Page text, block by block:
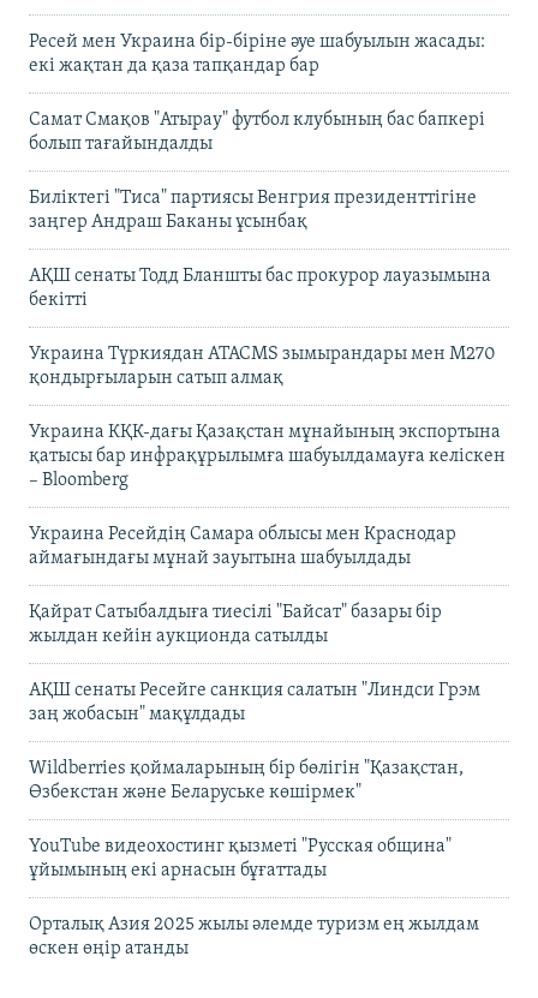
Ресей мен Украина бір-біріне әуе шабуылын жасады:
екі жақтан да қаза тапқандар бар
Самат Смақов "Атырау" футбол клубының бас бапкері
болып тағайындалды
Биліктегі "Тиса" партиясы Венгрия президенттігіне
заңгер Андраш Баканы ұсынбақ
АҚШ сенаты Тодд Бланшты бас прокурор лауазымына
бекітті
Украина Түркиядан ATACMS зымырандары мен M270
қондырғыларын сатып алмақ
Украина КҚК-дағы Қазақстан мұнайының экспортына
қатысы бар инфрақұрылымға шабуылдамауға келіскен
– Bloomberg
Украина Ресейдің Самара облысы мен Краснодар
аймағындағы мұнай зауытына шабуылдады
Қайрат Сатыбалдыға тиесілі "Байсат" базары бір
жылдан кейін аукционда сатылды
АҚШ сенаты Ресейге санкция салатын "Линдси Грэм
заң жобасын" мақұлдады
Wildberries қоймаларының бір бөлігін "Қазақстан,
Өзбекстан және Беларуське көшірмек"
YouTube видеохостинг қызметі "Русская община"
ұйымының екі арнасын бұғаттады
Орталық Азия 2025 жылы әлемде туризм ең жылдам
өскен өңір атанды